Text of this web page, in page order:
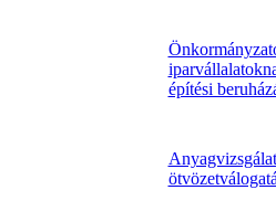
építési